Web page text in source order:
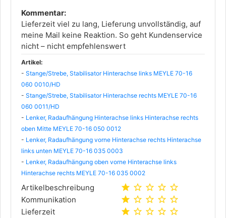
Kommentar:
Lieferzeit viel zu lang, Lieferung unvollständig, auf
meine Mail keine Reaktion. So geht Kundenservice
nicht – nicht empfehlenswert
Artikel:
- Stange/Strebe, Stabilisator Hinterachse links MEYLE 70-16
060 0010/HD
- Stange/Strebe, Stabilisator Hinterachse rechts MEYLE 70-16
060 0011/HD
- Lenker, Radaufhängung Hinterachse links Hinterachse rechts
oben Mitte MEYLE 70-16 050 0012
- Lenker, Radaufhängung vorne Hinterachse rechts Hinterachse
links unten MEYLE 70-16 035 0003
- Lenker, Radaufhängung oben vorne Hinterachse links
Hinterachse rechts MEYLE 70-16 035 0002
Artikelbeschreibung star star_outline star_outline star_outline star_outline
Kommunikation star star_outline star_outline star_outline star_outline
Lieferzeit star star_outline star_outline star_outline star_outline